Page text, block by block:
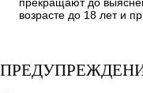
возрасте до 18 лет и